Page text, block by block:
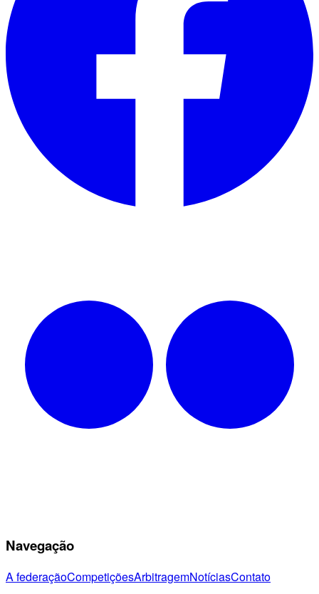
Navegação
A federaçãoCompetiçõesArbitragemNotíciasContato